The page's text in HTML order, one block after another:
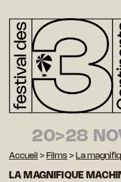
20>28
Accueil > Films > La
LA MAGNIFIQUE